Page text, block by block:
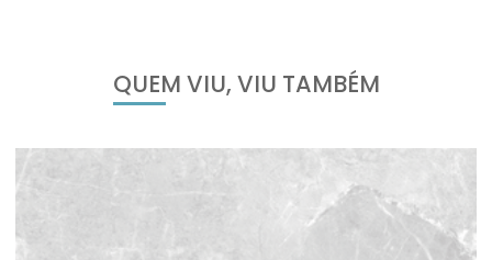
QUEM VIU, VIU TAMBÉM